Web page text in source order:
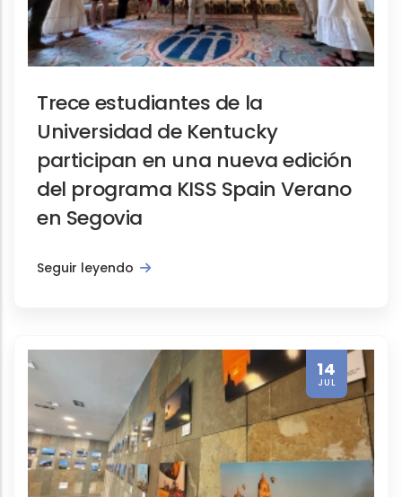
Trece estudiantes de la
Universidad de Kentucky
participan en una nueva edición
del programa KISS Spain Verano
en Segovia
Seguir leyendo
14
JUL